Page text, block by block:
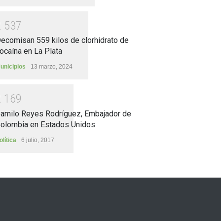
537
559 kilos de clorhidrato de
en La Plata
13 marzo, 2024
1 69
Reyes Rodríguez, Embajador de
en Estados Unidos
6 julio, 2017